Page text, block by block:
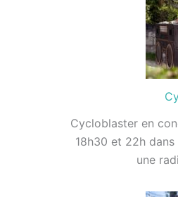
Cycloblaster en
18h30 et 22h
une